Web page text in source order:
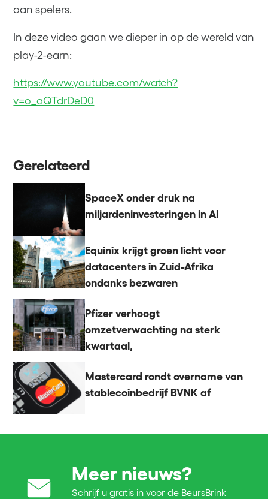
aan spelers.
In deze video gaan we dieper in op de wereld van
play-2-earn:
https://www.youtube.com/watch?
v=o_aQTdrDeD0
Gerelateerd
SpaceX onder druk na
miljardeninvesteringen in AI
Equinix krijgt groen licht voor
datacenters in Zuid-Afrika
ondanks bezwaren
Pfizer verhoogt
omzetverwachting na sterk
kwartaal,
Mastercard rondt overname van
stablecoinbedrijf BVNK af
Meer nieuws?
Schrijf u gratis in voor de BeursBrink